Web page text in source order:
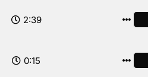
2:39
0:15